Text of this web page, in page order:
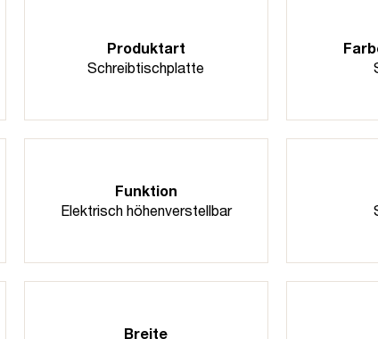
Produktart
Schreibtischplatte
Funktion
Elektrisch höhenverstellbar
Breite